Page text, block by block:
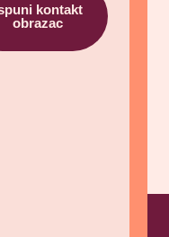
kontakt
obrazac